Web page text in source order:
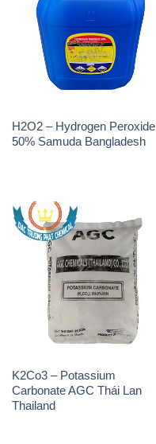
H2O2 – Hydrogen Peroxide
50% Samuda Bangladesh
K2Co3 – Potassium
Carbonate AGC Thái Lan
Thailand